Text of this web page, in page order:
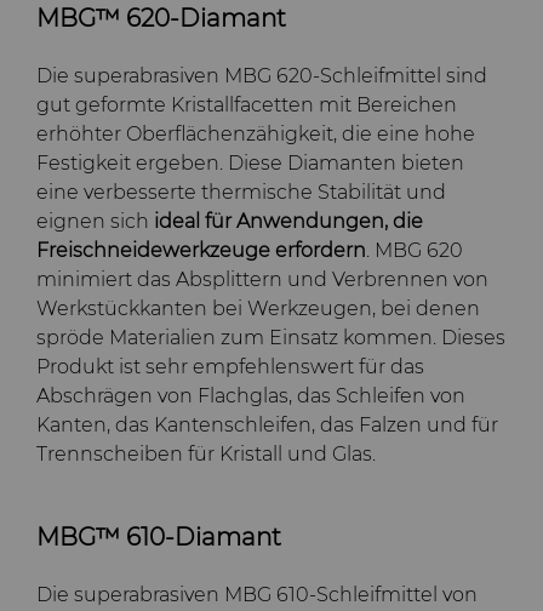
MBG™ 620-Diamant
Die superabrasiven MBG 620-Schleifmittel sind
gut geformte Kristallfacetten mit Bereichen
erhöhter Oberflächenzähigkeit, die eine hohe
Festigkeit ergeben. Diese Diamanten bieten
eine verbesserte thermische Stabilität und
eignen sich ideal für Anwendungen, die
Freischneidewerkzeuge erfordern. MBG 620
minimiert das Absplittern und Verbrennen von
Werkstückkanten bei Werkzeugen, bei denen
spröde Materialien zum Einsatz kommen. Dieses
Produkt ist sehr empfehlenswert für das
Abschrägen von Flachglas, das Schleifen von
Kanten, das Kantenschleifen, das Falzen und für
Trennscheiben für Kristall und Glas.
MBG™ 610-Diamant
Die superabrasiven MBG 610-Schleifmittel von